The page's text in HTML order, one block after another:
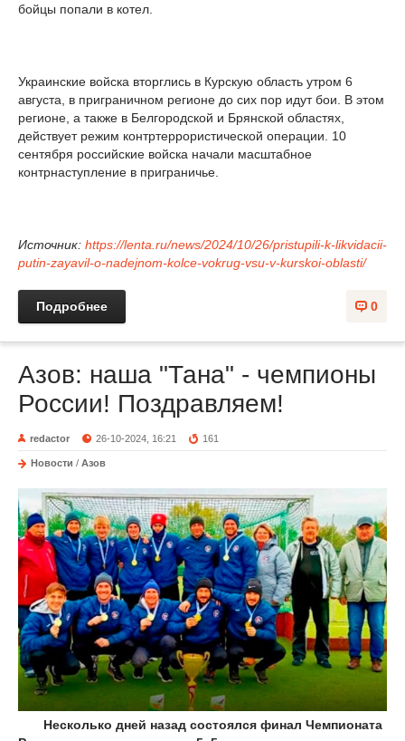
бойцы попали в котел.
Украинские войска вторглись в Курскую область утром 6
августа, в приграничном регионе до сих пор идут бои. В этом
регионе, а также в Белгородской и Брянской областях,
действует режим контртеррористической операции. 10
сентября российские войска начали масштабное
контрнаступление в приграничье.
Источник: https://lenta.ru/news/2024/10/26/pristupili-k-likvidacii-
putin-zayavil-o-nadejnom-kolce-vokrug-vsu-v-kurskoi-oblasti/
0
Подробнее
Азов: наша "Тана" - чемпионы
России! Поздравляем!
redactor 26-10-2024, 16:21 161
Новости / Азов
Несколько дней назад состоялся финал Чемпионата